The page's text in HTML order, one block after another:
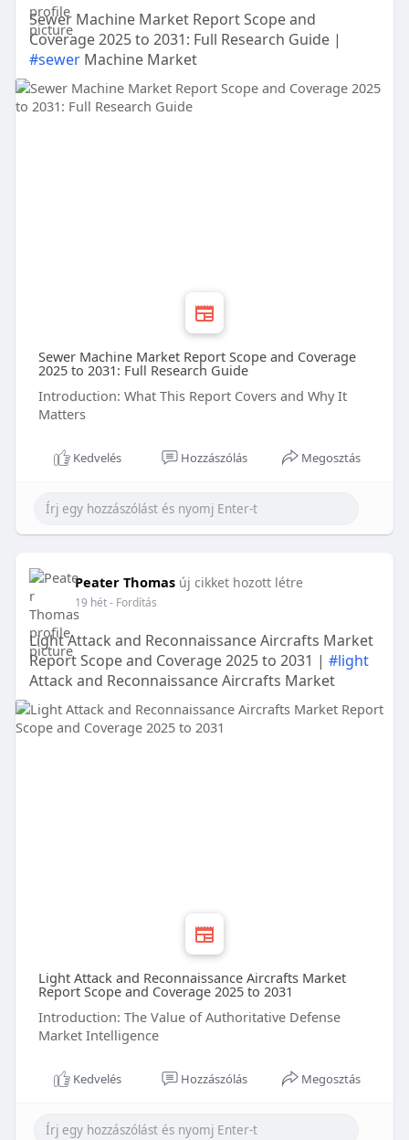
Sewer Machine Market Report Scope and
Coverage 2025 to 2031: Full Research Guide |
#sewerMachine Market
Sewer Machine Market Report Scope and Coverage
2025 to 2031: Full Research Guide
Introduction: What This Report Covers and Why It
Matters
Kedvelés Hozzászólás Megosztás
Peater Thomas új cikket hozott létre
19 hét- Fordítás
Light Attack and Reconnaissance Aircrafts Market
Report Scope and Coverage 2025 to 2031 | #light
Attack and Reconnaissance Aircrafts Market
Light Attack and Reconnaissance Aircrafts Market
Report Scope and Coverage 2025 to 2031
Introduction: The Value of Authoritative Defense
Market Intelligence
Kedvelés Hozzászólás Megosztás